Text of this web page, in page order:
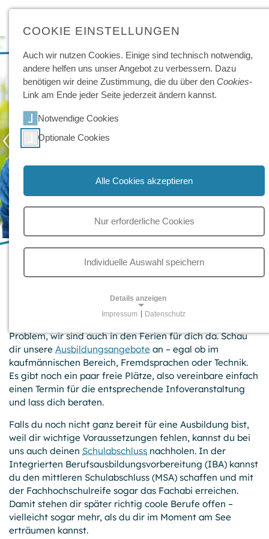
‹
Last-Minute-Ausbildungsplatz
06.08.2025
Der Sommer ist endlich da. Sonne, See und chillen, so viel
du willst. Aber was ist, wenn du noch keinen Ausbildungs­
Problem, wir sind auch in den Ferien für dich da. Schau
dir unsere Ausbildungs­angebote an – egal ob im
kaufmännischen Bereich, Fremdsprachen oder Technik.
Es gibt noch ein paar freie Plätze, also vereinbare einfach
einen Termin für die entsprechende Infover­anstaltung
und lass dich beraten.
Falls du noch nicht ganz bereit für eine Ausbildung bist,
weil dir wichtige Voraus­setzungen fehlen, kannst du bei
uns auch deinen Schulab­schluss nachholen. In der
Integrierten Berufs­ausbildungs­vorbereitung (IBA) kannst
du den mittleren Schulab­schluss (MSA) schaffen und mit
der Fachhoch­schulreife sogar das Fachabi erreichen.
Damit stehen dir später richtig coole Berufe offen –
vielleicht sogar mehr, als du dir im Moment am See
erträumen kannst.
COOKIE EINSTELLUNGEN
Auch wir nutzen Cookies. Einige sind technisch not­wendig,
andere helfen uns unser Angebot zu ver­bessern. Dazu
benötigen wir deine Zu­stimmung, die du über den Cookies-
Link am Ende jeder Seite jeder­zeit ändern kannst.
Notwendige Cookies
Optionale Cookies
Alle Cookies akzeptieren
Nur erforderliche Cookies
Individuelle Auswahl speichern
Details anzeigen
Für grundlegende Funktionen und einwandfreien Betrieb
der Website erforderliche Cookies.
Session-Cookies
Name:
Anbieter:
GPB College gGmbH, Beuthstraße 8, 10117 Berlin
Zweck:
Temporäre First-Party-Cookies, die einen Besucher zur
Aufrechterhaltung der Session mit einer anonymen
Kennung über verschiedene Seiten wiedererkennen
können.
Cookie Laufzeit:
Impressum Datenschutz